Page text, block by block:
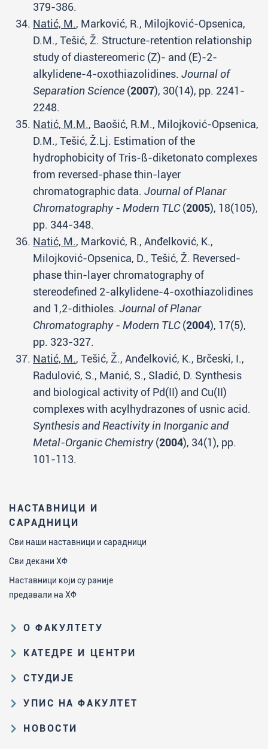
НАСТАВНИЦИ И
САРАДНИЦИ
Сви наши наставници и сарадници
Сви декани ХФ
Наставници који су раније
предавали на ХФ
О ФАКУЛТЕТУ
Образовна и научна делатност
структура
Закон о високом образовању и
Историја Факултета
КАТЕДРЕ И ЦЕНТРИ
Катедра за аналитичку хемију
Катедра за наставу хемије
Катедра за општу и неорганску
СТУДИЈЕ
Пут студирања на ХФ
студије
УПИС НА ФАКУЛТЕТ
Резултати пријемних испита и
НОВОСТИ
379-386.
Natić, M., Marković, R., Milojković-Opsenica,
D.M., Tešić, Ž. Structure-retention relationship
study of diastereomeric (Z)- and (E)-2-
alkylidene-4-oxothiazolidines. Journal of
Separation Science (2007), 30(14), pp. 2241-
2248.
Natić, M.M., Baošić, R.M., Milojković-Opsenica,
D.M., Tešić, Ž.Lj. Estimation of the
hydrophobicity of Tris-ß-diketonato complexes
from reversed-phase thin-layer
chromatographic data. Journal of Planar
Chromatography - Modern TLC(2005), 18(105),
pp. 344-348.
Natić, M., Marković, R., Anđelković, K.,
Milojković-Opsenica, D., Tešić, Ž. Reversed-
phase thin-layer chromatography of
stereodefined 2-alkylidene-4-oxothiazolidines
and 1,2-dithioles. Journal of Planar
Chromatography - Modern TLC(2004), 17(5),
pp. 323-327.
Natić, M., Tešić, Ž., Anđelković, K., Brčeski, I.,
Radulović, S., Manić, S., Sladić, D. Synthesis
and biological activity of Pd(II) and Cu(II)
complexes with acylhydrazones of usnic acid.
Synthesis and Reactivity in Inorganic and
Metal-Organic Chemistry(2004), 34(1), pp.
101-113.